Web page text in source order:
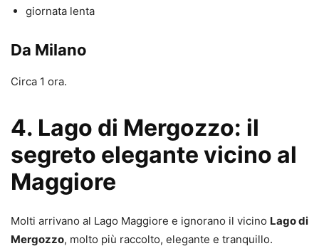
giornata lenta
Da Milano
Circa 1 ora.
4. Lago di Mergozzo: il
segreto elegante vicino al
Maggiore
Molti arrivano al Lago Maggiore e ignorano il vicino Lago di
Mergozzo, molto più raccolto, elegante e tranquillo.